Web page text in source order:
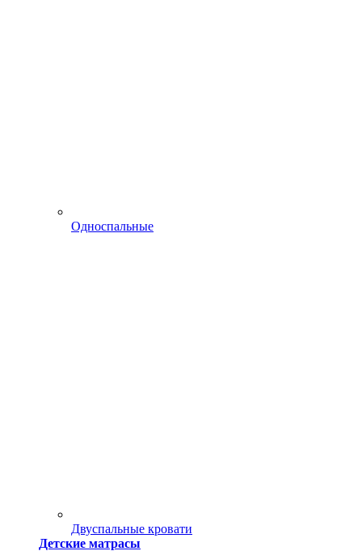
Односпальные
Двуспальные кровати
Детские матрасы